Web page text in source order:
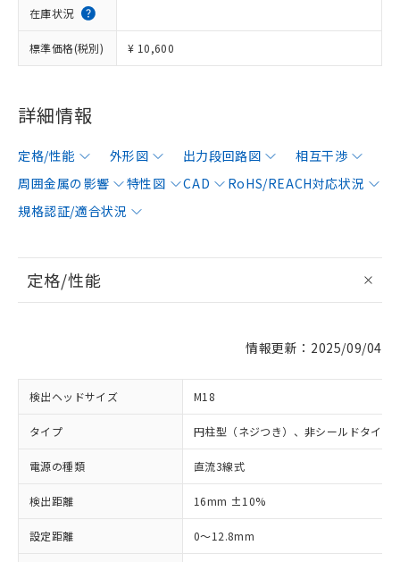
在庫状況
標準価格(税別) ¥ 10,600
詳細情報
定格/性能 外形図 出力段回路図
相互干渉
周囲金属の影響
特性図 CAD
RoHS/REACH対応状況
規格認証/適合状況
定格/性能
情報更新：2025/09/04
検出ヘッドサイズ M18
タイプ 円柱型（ネジつき）、非シールドタイプ
電源の種類 直流3線式
検出距離 16mm ±10%
設定距離 0～12.8mm